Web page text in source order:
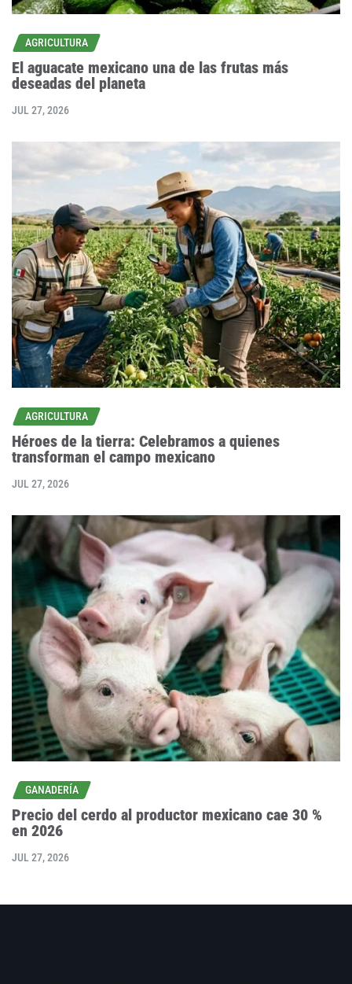
AGRICULTURA
El aguacate mexicano una de las frutas más
deseadas del planeta
JUL 27, 2026
AGRICULTURA
Héroes de la tierra: Celebramos a quienes
transforman el campo mexicano
JUL 27, 2026
GANADERÍA
Precio del cerdo al productor mexicano cae 30 %
en 2026
JUL 27, 2026